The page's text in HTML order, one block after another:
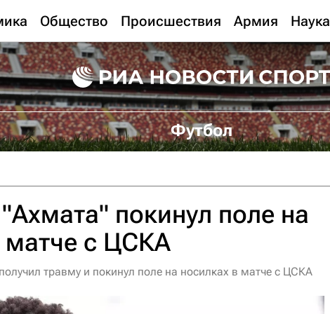
Общество Происшествия Армия Наука
Футбол
покинул поле на
матче с ЦСКА
травму и покинул поле на носилках в матче с ЦСКА